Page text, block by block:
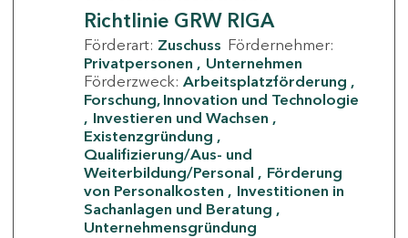
Richtlinie GRW RIGA
Förderart: Zuschuss Fördernehmer:
Privatpersonen
Unternehmen
Förderzweck: Arbeitsplatzförderung
Forschung, Innovation und Technologie
Investieren und Wachsen
Existenzgründung
Qualifizierung/Aus- und
Weiterbildung/Personal
Förderung
von Personalkosten
Investitionen in
Sachanlagen und Beratung
Unternehmensgründung